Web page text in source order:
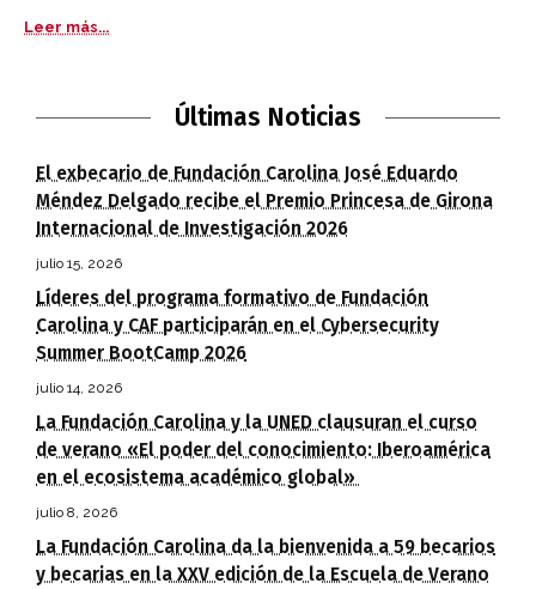
Leer más...
Últimas Noticias
El exbecario de Fundación Carolina José Eduardo
Méndez Delgado recibe el Premio Princesa de Girona
Internacional de Investigación 2026
julio 15, 2026
Líderes del programa formativo de Fundación
Carolina y CAF participarán en el Cybersecurity
Summer BootCamp 2026
julio 14, 2026
La Fundación Carolina y la UNED clausuran el curso
de verano «El poder del conocimiento: Iberoamérica
en el ecosistema académico global»
julio 8, 2026
La Fundación Carolina da la bienvenida a 59 becarios
y becarias en la XXV edición de la Escuela de Verano